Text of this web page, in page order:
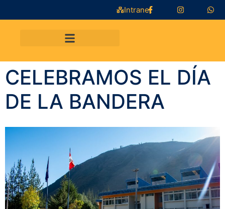
Intranet
CELEBRAMOS EL DÍA
DE LA BANDERA